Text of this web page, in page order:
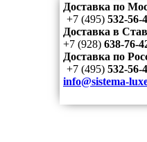
Доставка по
+7 (495) 532-56-
Доставка
+7 (928) 638-76-
Доставка по
+7 (495) 532-56-
info@sistema-